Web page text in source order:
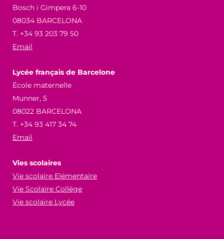
Bosch i Gimpera 6-10
08034 BARCELONA
T. +34 93 203 79 50
Email
Lycée français de Barcelone
École maternelle
Munner, 5
08022 BARCELONA
T. +34 93 417 34 74
Email
Vies scolaires
Vie scolaire Elémentaire
Vie Scolaire Collège
Vie scolaire Lycée